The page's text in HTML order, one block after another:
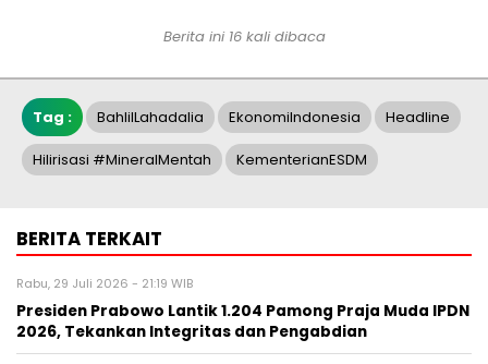
Berita ini 16 kali dibaca
Tag : BahlilLahadalia EkonomiIndonesia Headline
Hilirisasi #MineralMentah KementerianESDM
BERITA TERKAIT
Rabu, 29 Juli 2026 - 21:19 WIB
Presiden Prabowo Lantik 1.204 Pamong Praja Muda IPDN
2026, Tekankan Integritas dan Pengabdian